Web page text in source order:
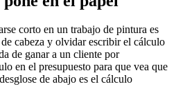
corto en un trabajo de pintura es
cabeza y olvidar escribir el cálculo
de ganar a un cliente por
en el presupuesto para que vea que
de abajo es el cálculo